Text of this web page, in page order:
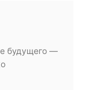
будущего —